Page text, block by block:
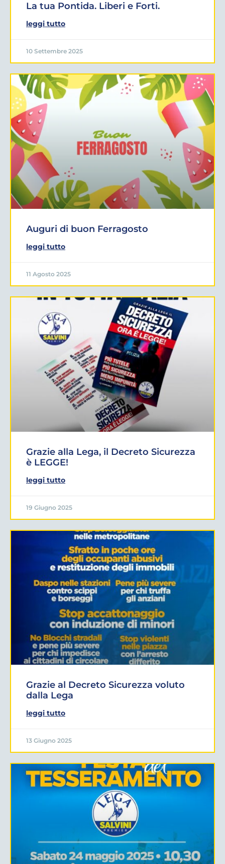
La tua Pontida. Liberi e Forti.
leggi tutto
10 Settembre 2025
Auguri di buon Ferragosto
leggi tutto
11 Agosto 2025
Grazie alla Lega, il Decreto Sicurezza
è LEGGE!
leggi tutto
19 Giugno 2025
Grazie al Decreto Sicurezza voluto
dalla Lega
leggi tutto
13 Giugno 2025